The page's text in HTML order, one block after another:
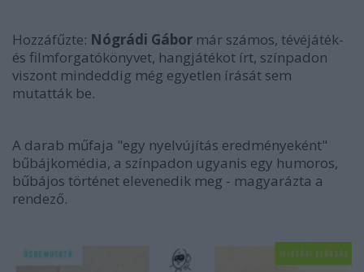
Hozzáfűzte: Nógrádi Gábor már számos, tévéjáték-
és filmforgatókönyvet, hangjátékot írt, színpadon
viszont mindeddig még egyetlen írását sem
mutatták be.
A darab műfaja "egy nyelvújítás eredményeként"
bűbájkomédia, a színpadon ugyanis egy humoros,
bűbájos történet elevenedik meg - magyarázta a
rendező.